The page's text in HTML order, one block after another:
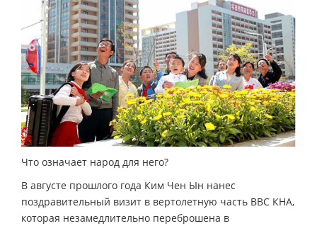
Что означает народ для него?
В августе прошлого года Ким Чен Ын нанес
поздравительный визит в вертолетную часть ВВС КНА,
которая незамедлительно переброшена в